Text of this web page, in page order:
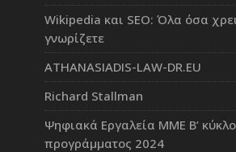
Wikipedia και SEO: Όλα όσα
γνωρίζετε
ATHANASIADIS-LAW-DR.EU
Richard Stallman
Ψηφιακά Εργαλεία ΜΜΕ Β’
προγράμματος 2024